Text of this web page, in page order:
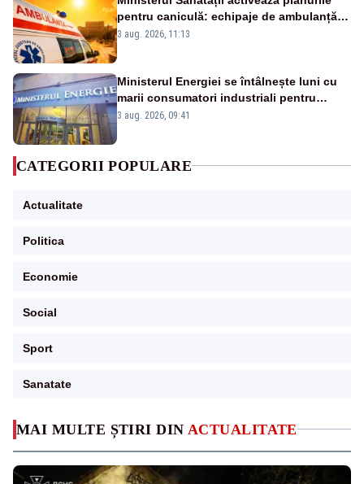
MAI MULTE ȘTIRI DIN ACTUALITATE
pentru caniculă: echipaje de ambulanță
suplimentate, stocuri de medicamente
3 aug. 2026, 11:13
Ministerul Energiei se întâlnește luni cu
marii consumatori industriali pentru
reducerea voluntară a consumului de
3 aug. 2026, 09:41
CATEGORII POPULARE
Actualitate
Politica
Economie
Social
Sport
Sanatate